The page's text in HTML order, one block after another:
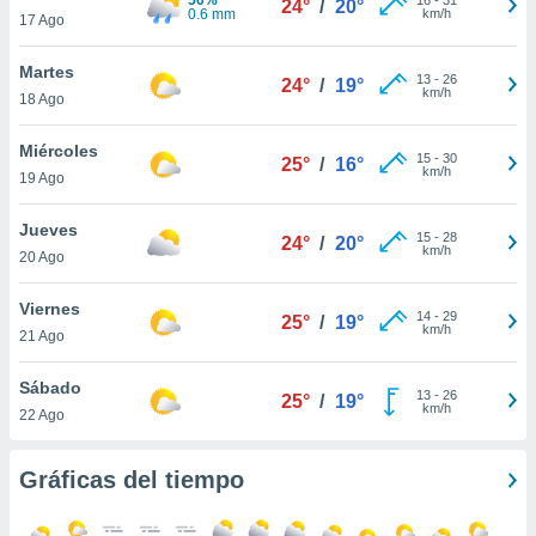
más
nuestra
y
de
disponible
cookies
aceptar
17 Ago
0.6 mm
24° / 20°
km/h
Martes
18 Ago
24° / 19° 13- 26
km/h
Miércoles
19 Ago
25° / 16° 15- 30
km/h
Jueves
20 Ago
24° / 20° 15- 28
km/h
Viernes
21 Ago
25° / 19° 14- 29
km/h
Sábado
22 Ago
25° / 19° 13- 26
km/h
Gráficas del tiempo